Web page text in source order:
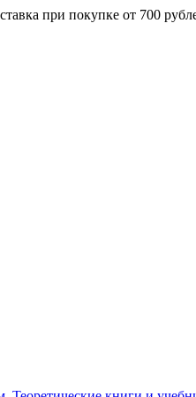
при покупке от 700